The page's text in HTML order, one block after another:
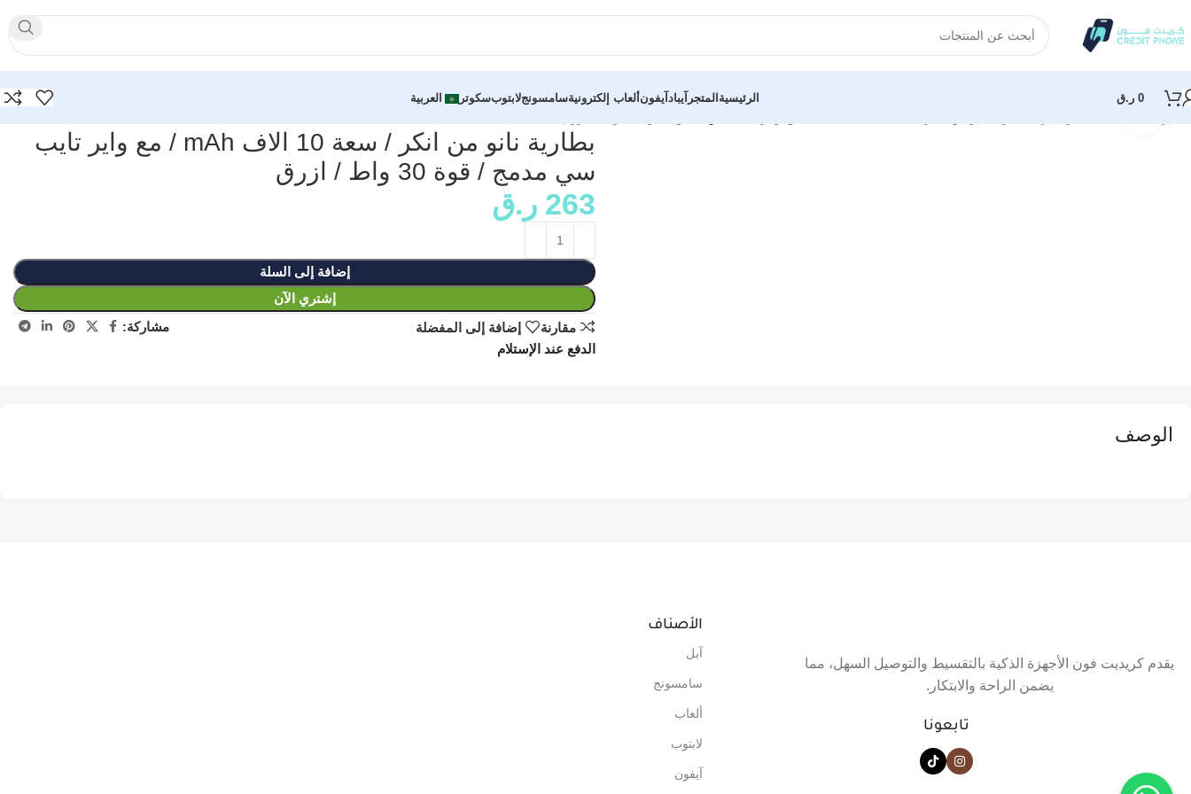
0 ر.ق الرئيسيةالمتجر آيبادآيفونألعاب إلكترونيةسامسونجلابتوبسكوتر العربية
بطارية نانو من انكر / سعة 10 الاف mAh / مع واير تايب
سي مدمج / قوة 30 واط / ازرق
263 ر.ق
إضافة إلى السلة
إشتري الآن
مقارنة
إضافة إلى المفضلة
مشاركة:
الدفع عند الإستلام
الوصف
يقدم كريديت فون الأجهزة الذكية بالتقسيط والتوصيل السهل، مما
يضمن الراحة والابتكار.
تابعونا
الأصناف
آبل
سامسونج
ألعاب
لابتوب
آيفون